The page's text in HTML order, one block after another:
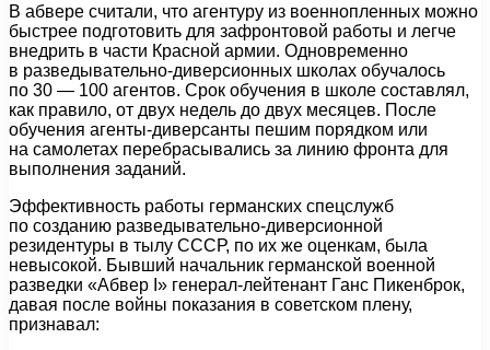
В абвере считали, что агентуру из военнопленных можно
быстрее подготовить для зафронтовой работы и легче
внедрить в части Красной армии. Одновременно
в разведывательно-диверсионных школах обучалось
по 30 — 100 агентов. Срок обучения в школе составлял,
как правило, от двух недель до двух месяцев. После
обучения агенты-диверсанты пешим порядком или
на самолетах перебрасывались за линию фронта для
выполнения заданий.
Эффективность работы германских спецслужб
по созданию разведывательно-диверсионной
резидентуры в тылу СССР, по их же оценкам, была
невысокой. Бывший начальник германской военной
разведки «Абвер I» генерал-лейтенант Ганс Пикенброк,
давая после войны показания в советском плену,
признавал: